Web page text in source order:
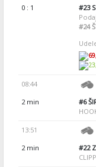
0 : 1
#23
#24
08:44
2 min
#6
13:51
2 min
#22